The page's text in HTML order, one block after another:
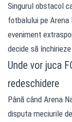
Singurul obstacol
fotbalului pe Arena
eveniment
decide să
Unde vor juca
redeschidere
Până când Arena
disputa meciurile